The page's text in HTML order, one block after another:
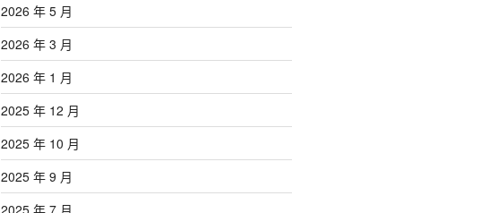
2026 年 5 月
2026 年 3 月
2026 年 1 月
2025 年 12 月
2025 年 10 月
2025 年 9 月